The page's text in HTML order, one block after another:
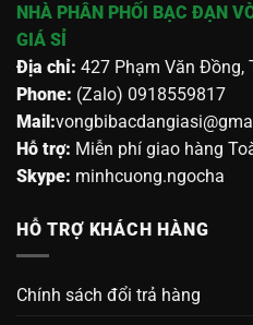
NHÀ PHÂN PHỐI BẠC ĐẠN
GIÁ SỈ
Địa chỉ: 427 Phạm Văn Đồng,
Phone: (Zalo) 0918559817
Mail:
Hỗ trợ: Miễn phí giao hàng
Skype: minhcuong.ngocha
HỖ TRỢ KHÁCH HÀNG
Chính sách đổi trả hàng